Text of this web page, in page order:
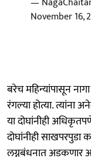
November 16,
बरेच महिन्यांपासून
रंगल्या होत्या.
या दोघांनीही
दोघांनीही साखपरपुडा
लग्नबंधनात अडकणार